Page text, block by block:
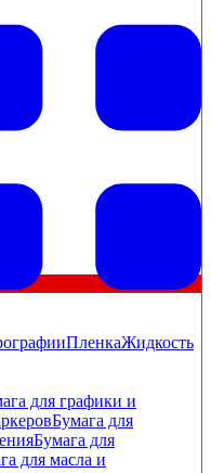
ПленкаЖидкость
для графики и
Бумага для
Бумага для
для масла и